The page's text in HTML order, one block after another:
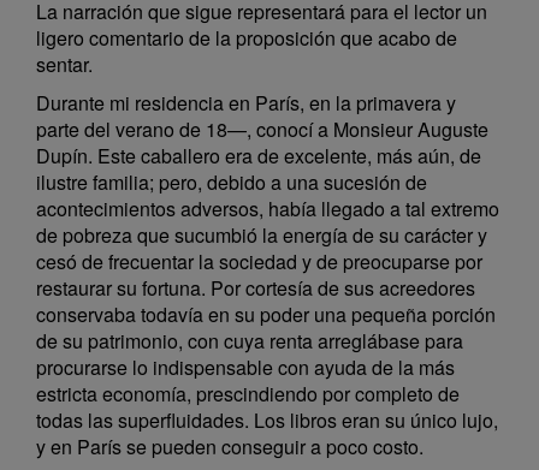
La narración que sigue representará para el lector un
ligero comentario de la proposición que acabo de
sentar.
Durante mi residencia en París, en la primavera y
parte del verano de 18—, conocí a Monsieur Auguste
Dupín. Este caballero era de excelente, más aún, de
ilustre familia; pero, debido a una sucesión de
acontecimientos adversos, había llegado a tal extremo
de pobreza que sucumbió la energía de su carácter y
cesó de frecuentar la sociedad y de preocuparse por
restaurar su fortuna. Por cortesía de sus acreedores
conservaba todavía en su poder una pequeña porción
de su patrimonio, con cuya renta arreglábase para
procurarse lo indispensable con ayuda de la más
estricta economía, prescindiendo por completo de
todas las superfluidades. Los libros eran su único lujo,
y en París se pueden conseguir a poco costo.